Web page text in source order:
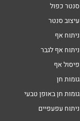
סנטר כפול
עיצוב סנטר
ניתוח אף
ניתוח אף לגבר
פיסול אף
גומות חן
גומות חן באופן טבעי
ניתוח עפעפיים